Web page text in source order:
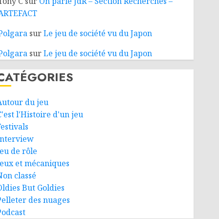
surLe jeu de société vu du Japon
surLe jeu de société vu du Japon
du jeu
l'Histoire d'un jeu
de rôle
et mécaniques
classé
But Goldies
des nuages